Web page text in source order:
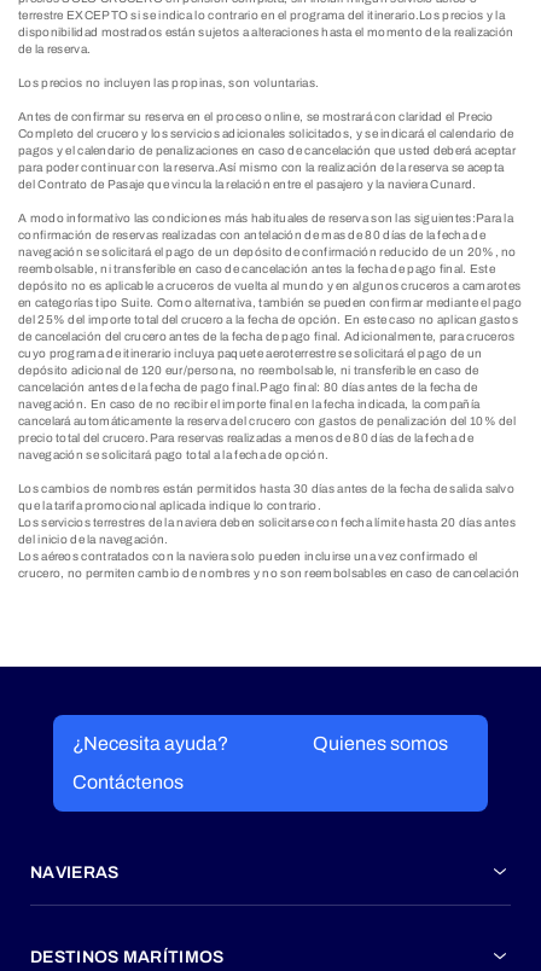
terrestre EXCEPTO si se indica lo contrario en el programa del itinerario.Los precios y la
disponibilidad mostrados están sujetos a alteraciones hasta el momento de la realización
de la reserva.
Los precios no incluyen las propinas, son voluntarias.
Antes de confirmar su reserva en el proceso online, se mostrará con claridad el Precio
Completo del crucero y los servicios adicionales solicitados, y se indicará el calendario de
pagos y el calendario de penalizaciones en caso de cancelación que usted deberá aceptar
para poder continuar con la reserva.Así mismo con la realización de la reserva se acepta
del Contrato de Pasaje que vincula la relación entre el pasajero y la naviera Cunard.
A modo informativo las condiciones más habituales de reserva son las siguientes:Para la
confirmación de reservas realizadas con antelación de mas de 80 días de la fecha de
navegación se solicitará el pago de un depósito de confirmación reducido de un 20%, no
reembolsable, ni transferible en caso de cancelación antes la fecha de pago final. Este
depósito no es aplicable a cruceros de vuelta al mundo y en algunos cruceros a camarotes
en categorías tipo Suite. Como alternativa, también se pueden confirmar mediante el pago
del 25% del importe total del crucero a la fecha de opción. En este caso no aplican gastos
de cancelación del crucero antes de la fecha de pago final. Adicionalmente, para cruceros
cuyo programa de itinerario incluya paquete aeroterrestre se solicitará el pago de un
depósito adicional de 120 eur/persona, no reembolsable, ni transferible en caso de
cancelación antes de la fecha de pago final.Pago final: 80 días antes de la fecha de
navegación. En caso de no recibir el importe final en la fecha indicada, la compañía
cancelará automáticamente la reserva del crucero con gastos de penalización del 10% del
precio total del crucero.Para reservas realizadas a menos de 80 días de la fecha de
navegación se solicitará pago total a la fecha de opción.
Los cambios de nombres están permitidos hasta 30 días antes de la fecha de salida salvo
que la tarifa promocional aplicada indique lo contrario.
Los servicios terrestres de la naviera deben solicitarse con fecha límite hasta 20 días antes
del inicio de la navegación.
Los aéreos contratados con la naviera solo pueden incluirse una vez confirmado el
crucero, no permiten cambio de nombres y no son reembolsables en caso de cancelación
¿Necesita ayuda?
Quienes somos
Contáctenos
NAVIERAS
DESTINOS MARÍTIMOS